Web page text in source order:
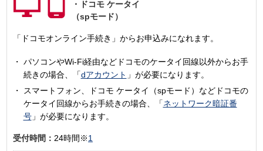
・
ドコモ ケータイ
（spモード）
「ドコモオンライン手続き」からお申込みになれます。
パソコンやWi-Fi経由などドコモのケータイ回線以外からお手
続きの場合、「dアカウント 」が必要になります。
スマートフォン、ドコモ ケータイ（spモード）などドコモの
ケータイ回線からお手続きの場合、「ネットワーク暗証番
号」が必要になります。
受付時間： 24時間※1